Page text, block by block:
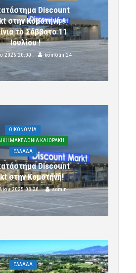
Discount
στην Κομοτηνή !
το Σάββατο 11
Ιουλίου !
2026 20:00 komotini24
OIKONOMIA
ΜΑΚΕΔΟΝΙΑ ΚΑΙ ΘΡΑΚΗ
ΕΛΛΑΔΑ
Discount
στην Κομοτηνή!
2025 08:20 admin
ΕΛΛΑΔΑ